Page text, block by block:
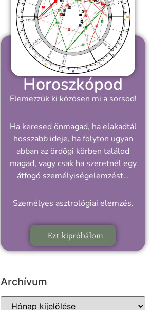
Horoszkópod
Elemezzük ki közösen mi a sorsod!
Ha keresed önmagad, ha elakadtál
hosszabb ideje, ha folyton ugyan
abban az ördögi körben találod
magad, vagy csak ha szeretnél egy
átfogó személyiségelemzést…
Személyes asztrológiai elemzés.
Ezt kipróbálom
Archívum